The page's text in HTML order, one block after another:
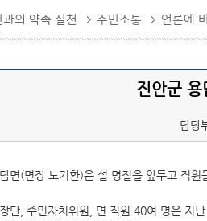
과의 약속 실천 주민소통 언론에
진안군 용
담당
면(면장 노기환)은 설 명절을 앞두고 직
단, 주민자치위원, 면 직원 40여 명은 지